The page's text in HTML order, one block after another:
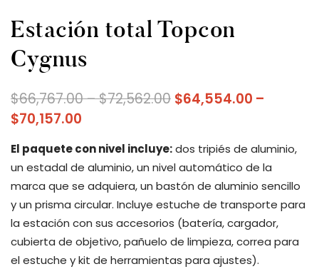
Estación total Topcon
Cygnus
$66,767.00–$72,562.00 $64,554.00 –
$70,157.00
El paquete con nivel incluye:dos tripiés de aluminio,
un estadal de aluminio, un nivel automático de la
marca que se adquiera, un bastón de aluminio sencillo
y un prisma circular. Incluye estuche de transporte para
la estación con sus accesorios (batería, cargador,
cubierta de objetivo, pañuelo de limpieza, correa para
el estuche y kit de herramientas para ajustes).